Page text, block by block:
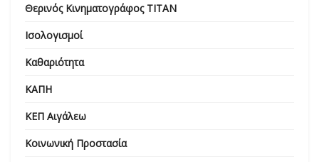
Θερινός Κινηματογράφος ΤΙΤΑΝ
Ισολογισμοί
Καθαριότητα
ΚΑΠΗ
ΚΕΠ Αιγάλεω
Κοινωνική Προστασία